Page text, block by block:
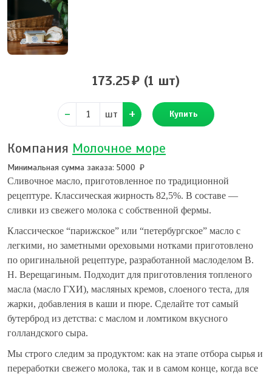
173.25 (1 шт)
шт Купить
Компания Молочное море
Минимальная сумма заказа: 5000
Сливочное масло, приготовленное по традиционной
рецептуре. Классическая жирность 82,5%. В составе —
сливки из свежего молока с собственной фермы.
Классическое “парижское” или “петербургское” масло с
легкими, но заметными ореховыми нотками приготовлено
по оригинальной рецептуре, разработанной маслоделом В.
Н. Верещагиным. Подходит для приготовления топленого
масла (масло ГХИ), масляных кремов, слоеного теста, для
жарки, добавления в каши и пюре. Сделайте тот самый
бутерброд из детства: с маслом и ломтиком вкусного
голландского сыра.
Мы строго следим за продуктом: как на этапе отбора сырья и
переработки свежего молока, так и в самом конце, когда все